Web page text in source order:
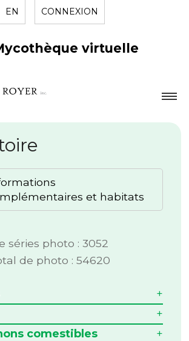
EN CONNEXION
virtuelle
et habitats
séries photo : 3052
de photo : 54620
comestibles